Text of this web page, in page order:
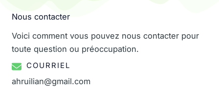
Nous contacter
Voici comment vous pouvez nous contacter pour
toute question ou préoccupation.
COURRIEL
ahruilian@gmail.com